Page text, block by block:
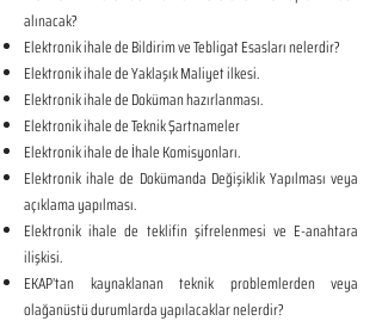
alınacak?
Elektronik ihale de Bildirim ve Tebligat Esasları nelerdir?
Elektronik ihale de Yaklaşık Maliyet ilkesi.
Elektronik ihale de Doküman hazırlanması.
Elektronik ihale de Teknik Şartnameler
Elektronik ihale de İhale Komisyonları.
Elektronik ihale de Dokümanda Değişiklik Yapılması veya
açıklama yapılması.
Elektronik ihale de teklifin şifrelenmesi ve E-anahtara
ilişkisi.
EKAP’tan kaynaklanan teknik problemlerden veya
olağanüstü durumlarda yapılacaklar nelerdir?